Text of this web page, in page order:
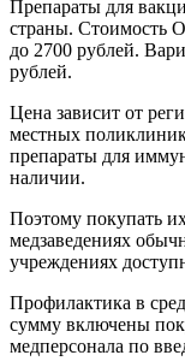
Препараты для
страны. Стоимость
до 2700 рублей.
рублей.
Цена зависит от
местных
препараты для
наличии.
Поэтому покупать
медзаведениях
учреждениях
Профилактика в
сумму включены
медперсонала по